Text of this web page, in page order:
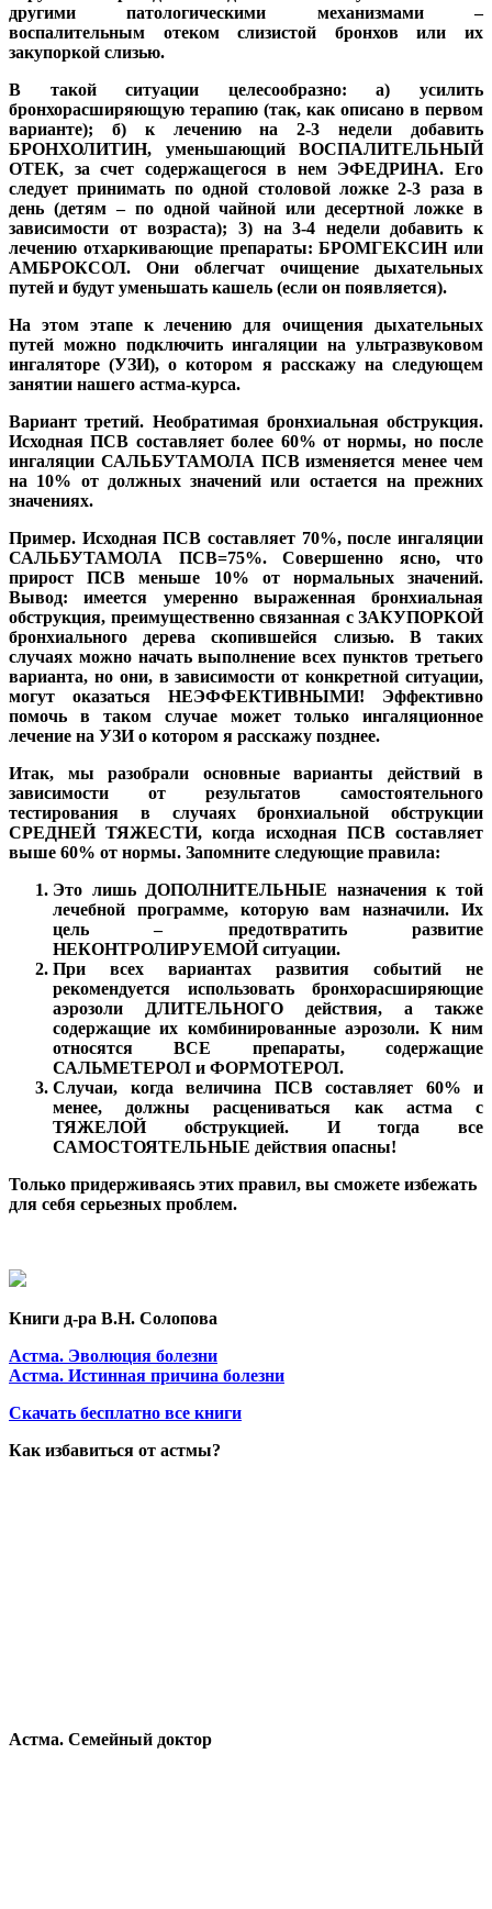
другими патологическими механизмами –
воспалительным отеком слизистой бронхов или их
закупоркой слизью.
В такой ситуации целесообразно: а) усилить
бронхорасширяющую терапию (так, как описано в первом
варианте); б) к лечению на 2-3 недели добавить
БРОНХОЛИТИН, уменьшающий ВОСПАЛИТЕЛЬНЫЙ
ОТЕК, за счет содержащегося в нем ЭФЕДРИНА. Его
следует принимать по одной столовой ложке 2-3 раза в
день (детям – по одной чайной или десертной ложке в
зависимости от возраста); 3) на 3-4 недели добавить к
лечению отхаркивающие препараты: БРОМГЕКСИН или
АМБРОКСОЛ. Они облегчат очищение дыхательных
путей и будут уменьшать кашель (если он появляется).
На этом этапе к лечению для очищения дыхательных
путей можно подключить ингаляции на ультразвуковом
ингаляторе (УЗИ), о котором я расскажу на следующем
занятии нашего астма-курса.
Вариант третий. Необратимая бронхиальная обструкция.
Исходная ПСВ составляет более 60% от нормы, но после
ингаляции САЛЬБУТАМОЛА ПСВ изменяется менее чем
на 10% от должных значений или остается на прежних
значениях.
Пример. Исходная ПСВ составляет 70%, после ингаляции
САЛЬБУТАМОЛА ПСВ=75%. Совершенно ясно, что
прирост ПСВ меньше 10% от нормальных значений.
Вывод: имеется умеренно выраженная бронхиальная
обструкция, преимущественно связанная с ЗАКУПОРКОЙ
бронхиального дерева скопившейся слизью. В таких
случаях можно начать выполнение всех пунктов третьего
варианта, но они, в зависимости от конкретной ситуации,
могут оказаться НЕЭФФЕКТИВНЫМИ! Эффективно
помочь в таком случае может только ингаляционное
лечение на УЗИ о котором я расскажу позднее.
Итак, мы разобрали основные варианты действий в
зависимости от результатов самостоятельного
тестирования в случаях бронхиальной обструкции
СРЕДНЕЙ ТЯЖЕСТИ, когда исходная ПСВ составляет
выше 60% от нормы. Запомните следующие правила:
Это лишь ДОПОЛНИТЕЛЬНЫЕ назначения к той
лечебной программе, которую вам назначили. Их
цель – предотвратить развитие
НЕКОНТРОЛИРУЕМОЙ ситуации.
При всех вариантах развития событий не
рекомендуется использовать бронхорасширяющие
аэрозоли ДЛИТЕЛЬНОГО действия, а также
содержащие их комбинированные аэрозоли. К ним
относятся ВСЕ препараты, содержащие
САЛЬМЕТЕРОЛ и ФОРМОТЕРОЛ.
Случаи, когда величина ПСВ составляет 60% и
менее, должны расцениваться как астма с
ТЯЖЕЛОЙ обструкцией. И тогда все
САМОСТОЯТЕЛЬНЫЕ действия опасны!
Только придерживаясь этих правил, вы сможете избежать
для себя серьезных проблем.
Книги д-ра В.Н. Солопова
Астма. Эволюция болезни
Астма. Истинная причина болезни
Скачать бесплатно все книги
Как избавиться от астмы?
Астма. Семейный доктор